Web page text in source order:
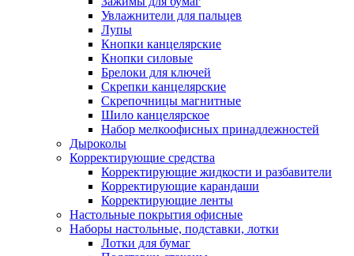
Увлажнители для пальцев
Лупы
Кнопки канцелярские
Кнопки силовые
Брелоки для ключей
Скрепки канцелярские
Скрепочницы магнитные
Шило канцелярское
Набор мелкоофисных принадлежностей
Дыроколы
Корректирующие средства
Корректирующие жидкости и разбавители
Корректирующие карандаши
Корректирующие ленты
Настольные покрытия офисные
Наборы настольные, подставки, лотки
Лотки для бумаг